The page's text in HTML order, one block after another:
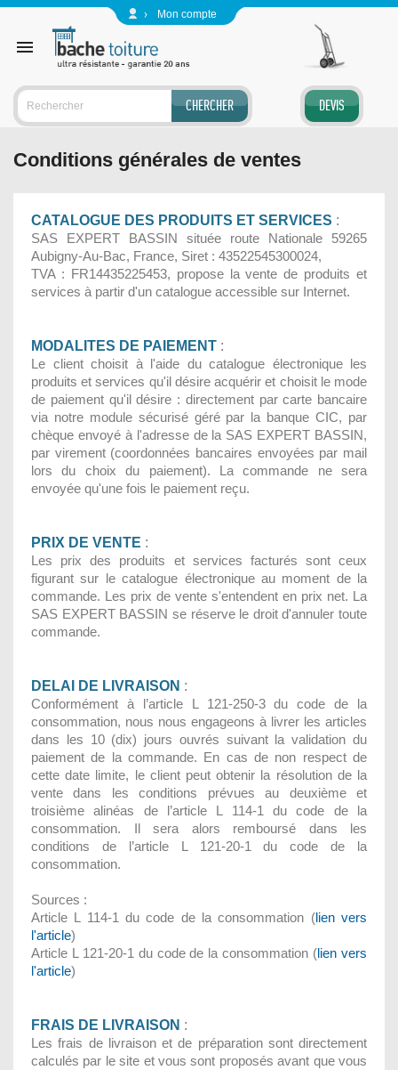
Mon compte

CHERCHER DEVIS
Conditions générales de ventes
CATALOGUE DES PRODUITS ET SERVICES :
SAS EXPERT BASSIN située route Nationale 59265
Aubigny-Au-Bac, France, Siret : 43522545300024,
TVA : FR14435225453, propose la vente de produits et
services à partir d'un catalogue accessible sur Internet.
MODALITES DE PAIEMENT :
Le client choisit à l'aide du catalogue électronique les
produits et services qu'il désire acquérir et choisit le mode
de paiement qu'il désire : directement par carte bancaire
via notre module sécurisé géré par la banque CIC, par
chèque envoyé à l'adresse de la SAS EXPERT BASSIN,
par virement (coordonnées bancaires envoyées par mail
lors du choix du paiement). La commande ne sera
envoyée qu'une fois le paiement reçu.
PRIX DE VENTE :
Les prix des produits et services facturés sont ceux
figurant sur le catalogue électronique au moment de la
commande. Les prix de vente s'entendent en prix net. La
SAS EXPERT BASSIN se réserve le droit d'annuler toute
commande.
DELAI DE LIVRAISON :
Conformément à l’article L 121-250-3 du code de la
consommation, nous nous engageons à livrer les articles
dans les 10 (dix) jours ouvrés suivant la validation du
paiement de la commande. En cas de non respect de
cette date limite, le client peut obtenir la résolution de la
vente dans les conditions prévues au deuxième et
troisième alinéas de l’article L 114-1 du code de la
consommation. Il sera alors remboursé dans les
conditions de l’article L 121-20-1 du code de la
consommation.
Sources :
Article L 114-1 du code de la consommation (lien vers
l'article)
Article L 121-20-1 du code de la consommation (lien vers
l'article)
FRAIS DE LIVRAISON :
Les frais de livraison et de préparation sont directement
calculés par le site et vous sont proposés avant que vous
Panneau de gestion des cookies